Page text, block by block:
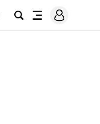
검
전
메
그